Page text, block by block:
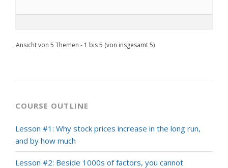
Ansicht von 5 Themen - 1 bis 5 (von insgesamt 5)
COURSE OUTLINE
Lesson #1: Why stock prices increase in the long run,
and by how much
Lesson #2: Beside 1000s of factors, you cannot